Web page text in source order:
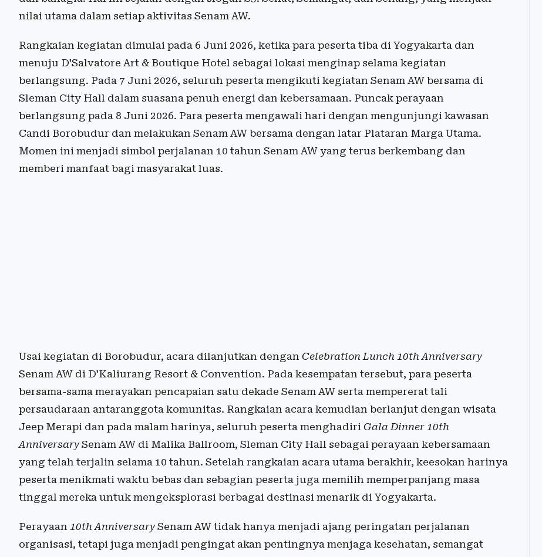
nilai utama dalam setiap aktivitas Senam AW.
Rangkaian kegiatan dimulai pada 6 Juni 2026, ketika para peserta tiba di Yogyakarta dan
menuju D'Salvatore Art & Boutique Hotel sebagai lokasi menginap selama kegiatan
berlangsung. Pada 7 Juni 2026, seluruh peserta mengikuti kegiatan Senam AW bersama di
Sleman City Hall dalam suasana penuh energi dan kebersamaan. Puncak perayaan
berlangsung pada 8 Juni 2026. Para peserta mengawali hari dengan mengunjungi kawasan
Candi Borobudur dan melakukan Senam AW bersama dengan latar Plataran Marga Utama.
Momen ini menjadi simbol perjalanan 10 tahun Senam AW yang terus berkembang dan
memberi manfaat bagi masyarakat luas.
Usai kegiatan di Borobudur, acara dilanjutkan dengan Celebration Lunch 10th Anniversary
Senam AW di D'Kaliurang Resort & Convention. Pada kesempatan tersebut, para peserta
bersama-sama merayakan pencapaian satu dekade Senam AW serta mempererat tali
persaudaraan antaranggota komunitas. Rangkaian acara kemudian berlanjut dengan wisata
Jeep Merapi dan pada malam harinya, seluruh peserta menghadiri Gala Dinner 10th
AnniversarySenam AW di Malika Ballroom, Sleman City Hall sebagai perayaan kebersamaan
yang telah terjalin selama 10 tahun. Setelah rangkaian acara utama berakhir, keesokan harinya
peserta menikmati waktu bebas dan sebagian peserta juga memilih memperpanjang masa
tinggal mereka untuk mengeksplorasi berbagai destinasi menarik di Yogyakarta.
Perayaan 10th AnniversarySenam AW tidak hanya menjadi ajang peringatan perjalanan
organisasi, tetapi juga menjadi pengingat akan pentingnya menjaga kesehatan, semangat